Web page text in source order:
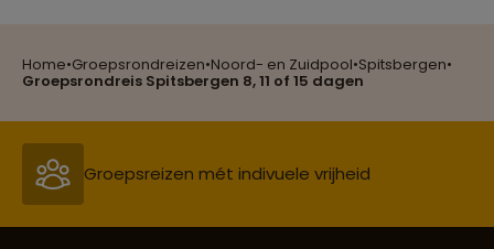
Home•Groepsrondreizen•Noord- en Zuidpool•Spitsbergen•
Groepsrondreis Spitsbergen 8, 11 of 15 dagen
Groepsreizen mét indivuele vrijheid
Persoonlijk en deskundig reisadvies